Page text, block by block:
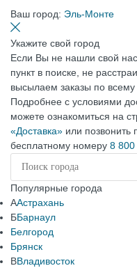
Ваш город: Эль-Монте
Укажите свой город
Если Вы не нашли свой
пункт в поиске, не
высылаем заказы по всему
Подробнее с условиями
можете ознакомиться на
«Доставка» или позвонить
бесплатному номеру 8 800
Популярные города
ААстрахань
ББарнаул
Белгород
Брянск
ВВладивосток